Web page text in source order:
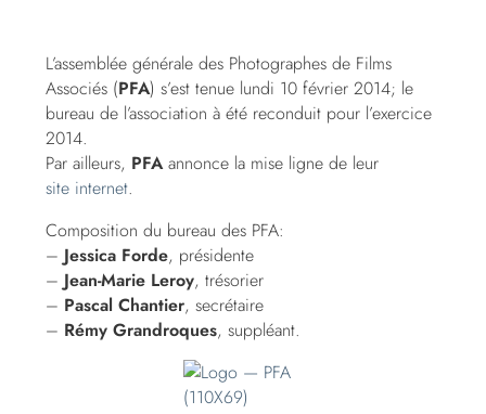
L’assemblée générale des Photographes de Films
Associés (PFA) s’est tenue lundi 10 février 2014; le
bureau de l’association à été reconduit pour l’exercice
2014.
Par ailleurs, PFAannonce la mise ligne de leur
site internet.
Composition du bureau des PFA:
– Jessica Forde, présidente
– Jean-Marie Leroy, trésorier
– Pascal Chantier, secrétaire
– Rémy Grandroques, suppléant.